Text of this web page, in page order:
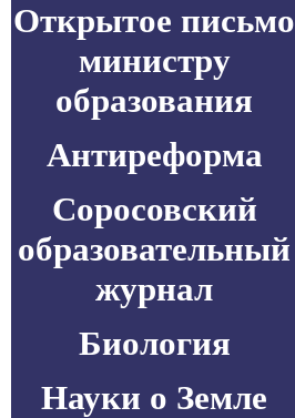
Открытое письмо
министру
образования
Антиреформа
Соросовский
образовательный
журнал
Биология
Науки о Земле